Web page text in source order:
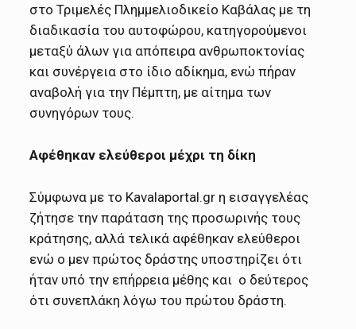
στο Τριμελές Πλημμελιοδικείο Καβάλας με τη
διαδικασία του αυτοφώρου, κατηγορούμενοι
μεταξύ άλων για απόπειρα ανθρωποκτονίας
και συνέργεια στο ίδιο αδίκημα, ενώ πήραν
αναβολή για την Πέμπτη, με αίτημα των
συνηγόρων τους.
Αφέθηκαν ελεύθεροι μέχρι τη δίκη
Σύμφωνα με το Kavalaportal.gr η εισαγγελέας
ζήτησε την παράταση της προσωρινής τους
κράτησης, αλλά τελικά αφέθηκαν ελεύθεροι
ενώ ο μεν πρώτος δράστης υποστηρίζει ότι
ήταν υπό την επήρρεια μέθης και ο δεύτερος
ότι συνεπλάκη λόγω του πρώτου δράστη.